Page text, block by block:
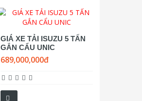
GIÁ XE TẢI ISUZU 5 TẤN
GẮN CẨU UNIC
689,000,000đ